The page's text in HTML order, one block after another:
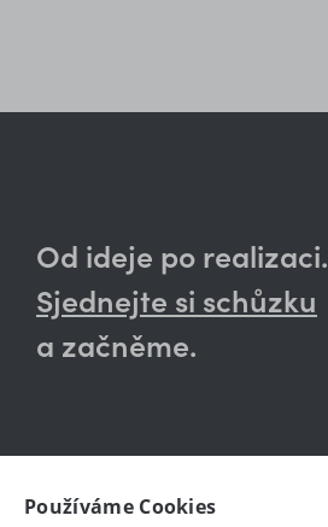
Od ideje po realizaci.
Sjednejte si schůzku
a začněme.
Navštivte náš showroom
Používáme Cookies